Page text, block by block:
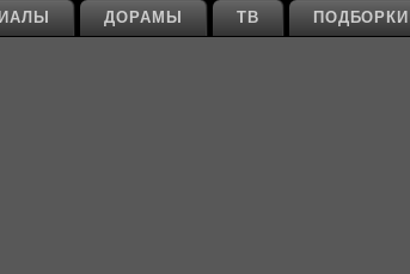
ПОДБОРКИ
ТВ
ДОРАМЫ